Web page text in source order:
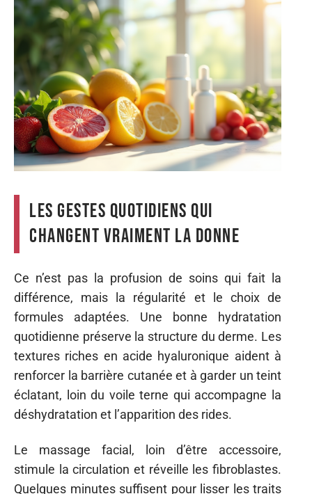
Les gestes quotidiens qui
changent vraiment la donne
Ce n’est pas la profusion de soins qui fait la
différence, mais la régularité et le choix de
formules adaptées. Une bonne hydratation
quotidienne préserve la structure du derme. Les
textures riches en acide hyaluronique aident à
renforcer la barrière cutanée et à garder un teint
éclatant, loin du voile terne qui accompagne la
déshydratation et l’apparition des rides.
Le massage facial, loin d’être accessoire,
stimule la circulation et réveille les fibroblastes.
Quelques minutes suffisent pour lisser les traits